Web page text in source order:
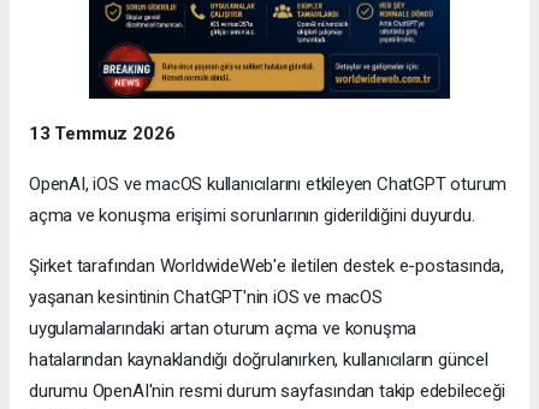
13 Temmuz 2026
OpenAI, iOS ve macOS kullanıcılarını etkileyen ChatGPT oturum
açma ve konuşma erişimi sorunlarının giderildiğini duyurdu.
Şirket tarafından WorldwideWeb'e iletilen destek e-postasında,
yaşanan kesintinin ChatGPT'nin iOS ve macOS
uygulamalarındaki artan oturum açma ve konuşma
hatalarından kaynaklandığı doğrulanırken, kullanıcıların güncel
durumu OpenAI'nin resmi durum sayfasından takip edebileceği